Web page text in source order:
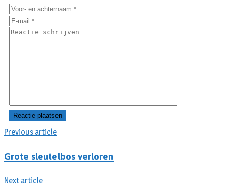
Previous article
Grote sleutelbos verloren
Next article